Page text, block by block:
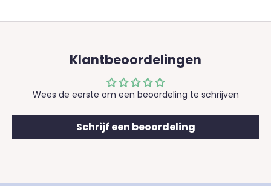
Klantbeoordelingen
Wees de eerste om een beoordeling te schrijven
Schrijf een beoordeling